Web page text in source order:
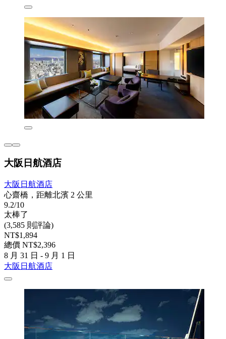
大阪日航酒店
大阪日航酒店
心齋橋，距離北濱 2 公里
9.2/10
太棒了
(3,585 則評論)
NT$1,894
總價 NT$2,396
8 月 31 日 - 9 月 1 日
大阪日航酒店